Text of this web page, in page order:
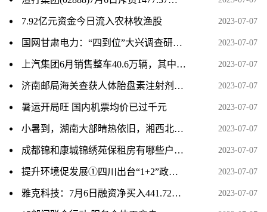
7.92亿元资金今日流入农林牧渔股 2023-07-07
国网甘肃电力：“四到位”大兴调查研究 全方位提升服务水平 2023-07-07
上汽集团6月销售整车40.6万辆，其中新能源汽 8.6万辆 2023-07-07
济南邮局海关查获人体胎盘素注射剂100支 2023-07-07
暑运开局旺 国内机票均价已过千元 2023-07-07
小暑到，湖南大部晴热依旧，湘西北局地有暴雨 2023-07-07
成都锦和康城锦绣苑保租房有哪些户型？ 2023-07-07
提升环境促发展①四川出台“1+2”政策体系 助力民营经济高质量发展 2023-07-07
雅克科技：7月6日融资净买入441.72万元，连续3日累计净买入2170.13万元 2023-07-07